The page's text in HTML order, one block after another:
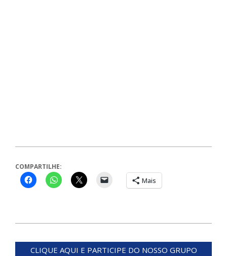
COMPARTILHE:
Mais
04-
CLIQUE AQUI E PARTICIPE DO NOSSO GRUPO